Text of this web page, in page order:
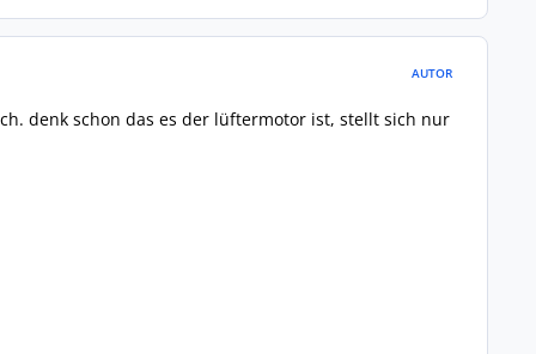
AUTOR
denk schon das es der lüftermotor ist, stellt sich nur